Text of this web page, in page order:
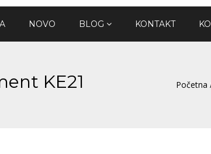
NOVO BLOG KONTAKT
KE21 Početna